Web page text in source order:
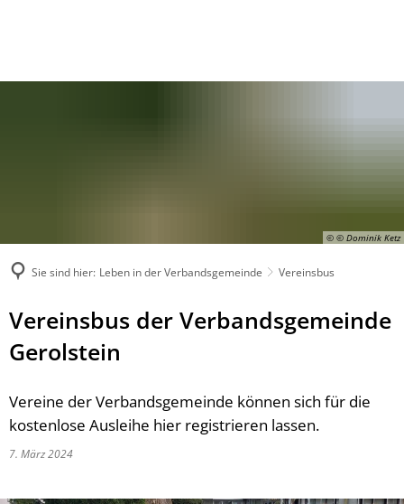
© © Dominik Ketz
Sie sind hier: Leben in der Verbandsgemeinde Vereinsbus
Vereinsbus der Verbandsgemeinde
Gerolstein
Vereine der Verbandsgemeinde können sich für die
kostenlose Ausleihe hier registrieren lassen.
7. März 2024